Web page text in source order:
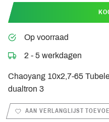
Op voorraad
2 - 5 werkdagen
Chaoyang 10x2,7-65
dualtron 3
AAN VERLANGLIJST